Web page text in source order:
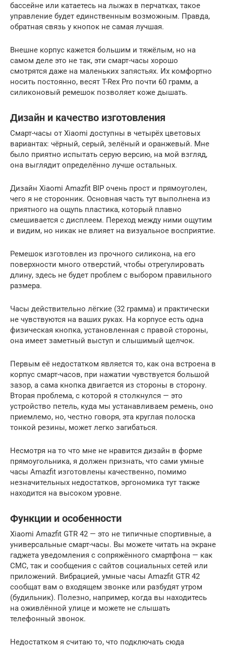
бассейне или катаетесь на лыжах в перчатках, такое
управление будет единственным возможным. Правда,
обратная связь у кнопок не самая лучшая.
Внешне корпус кажется большим и тяжёлым, но на
самом деле это не так, эти смарт-часы хорошо
смотрятся даже на маленьких запястьях. Их комфортно
носить постоянно, весят T-Rex Pro почти 60 грамм, а
силиконовый ремешок позволяет коже дышать.
Дизайн и качество изготовления
Смарт-часы от Xiaomi доступны в четырёх цветовых
вариантах: чёрный, серый, зелёный и оранжевый. Мне
было приятно испытать серую версию, на мой взгляд,
она выглядит определённо лучше остальных.
Дизайн Xiaomi Amazfit BIP очень прост и прямоуголен,
чего я не сторонник. Основная часть тут выполнена из
приятного на ощупь пластика, который плавно
смешивается с дисплеем. Переход между ними ощутим
и видим, но никак не влияет на визуальное восприятие.
Ремешок изготовлен из прочного силикона, на его
поверхности много отверстий, чтобы отрегулировать
длину, здесь не будет проблем с выбором правильного
размера.
Часы действительно лёгкие (32 грамма) и практически
не чувствуются на ваших руках. На корпусе есть одна
физическая кнопка, установленная с правой стороны,
она имеет заметный выступ и слышимый щелчок.
Первым её недостатком является то, как она встроена в
корпус смарт-часов, при нажатии чувствуется большой
зазор, а сама кнопка двигается из стороны в сторону.
Вторая проблема, с которой я столкнулся — это
устройство петель, куда мы устанавливаем ремень, оно
приемлемо, но, честно говоря, эта круглая полоска
тонкой резины, может легко загибаться.
Несмотря на то что мне не нравится дизайн в форме
прямоугольника, я должен признать, что сами умные
часы Amazfit изготовлены качественно, помимо
незначительных недостатков, эргономика тут также
находится на высоком уровне.
Функции и особенности
Xiaomi Amazfit GTR 42 — это не типичные спортивные, а
универсальные смарт-часы. Вы можете читать на экране
гаджета уведомления с сопряжённого смартфона — как
СМС, так и сообщения с сайтов социальных сетей или
приложений. Вибрацией, умные часы Amazfit GTR 42
сообщат вам о входящем звонке или разбудят утром
(будильник). Полезно, например, когда вы находитесь
на оживлённой улице и можете не слышать
телефонный звонок.
Недостатком я считаю то, что подключать сюда